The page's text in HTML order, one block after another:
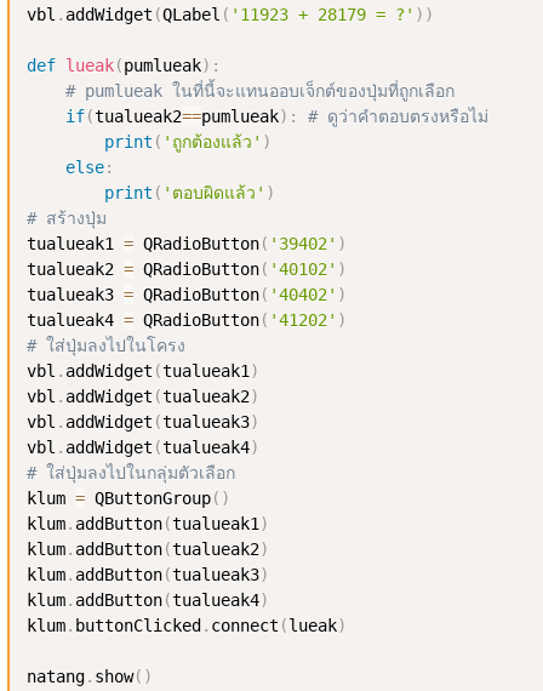
vbl . addWidget (QLabel ( '11923 + 28179 = ?' ) )
def lueak(pumlueak) :
# pumlueak ในที่นี้จะแทนออบเจ็กต์ของปุ่มที่ถูกเลือก
if(tualueak2==pumlueak) :
# ดูว่าคำตอบตรงหรือไม่
print ( 'ถูกต้องแล้ว' )
else:
print ( 'ตอบผิดแล้ว' )
# สร้างปุ่ม
tualueak1 = QRadioButton( '39402' )
tualueak2 = QRadioButton( '40102' )
tualueak3 = QRadioButton( '40402' )
tualueak4 = QRadioButton( '41202' )
# ใส่ปุ่มลงไปในโครง
vbl . addWidget (tualueak1 )
vbl . addWidget (tualueak2)
vbl . addWidget (tualueak3)
vbl . addWidget (tualueak4)
# ใส่ปุ่มลงไปในกลุ่มตัวเลือก
klum = QButtonGroup( )
klum. addButton(tualueak1 )
klum. addButton(tualueak2)
klum. addButton(tualueak3)
klum. addButton(tualueak4)
klum. buttonClicked . connect (lueak)
natang. show( )